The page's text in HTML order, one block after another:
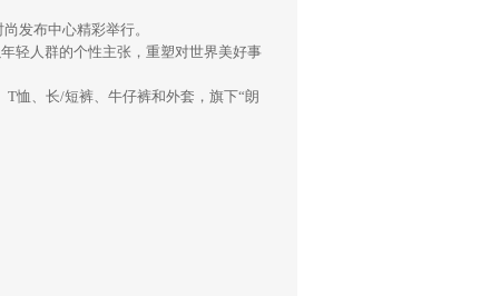
发布中心精彩举行。
轻人群的个性主张，重塑对世界美好事
、长/短裤、牛仔裤和外套，旗下“朗